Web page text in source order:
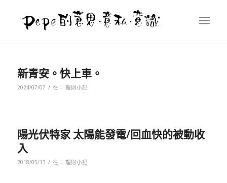
新青安。快上車。
2024/07/07 / 在： 理財小記
陽光伏特家 太陽能發電/回血快的被動收
入
2018/05/13 / 在： 理財小記